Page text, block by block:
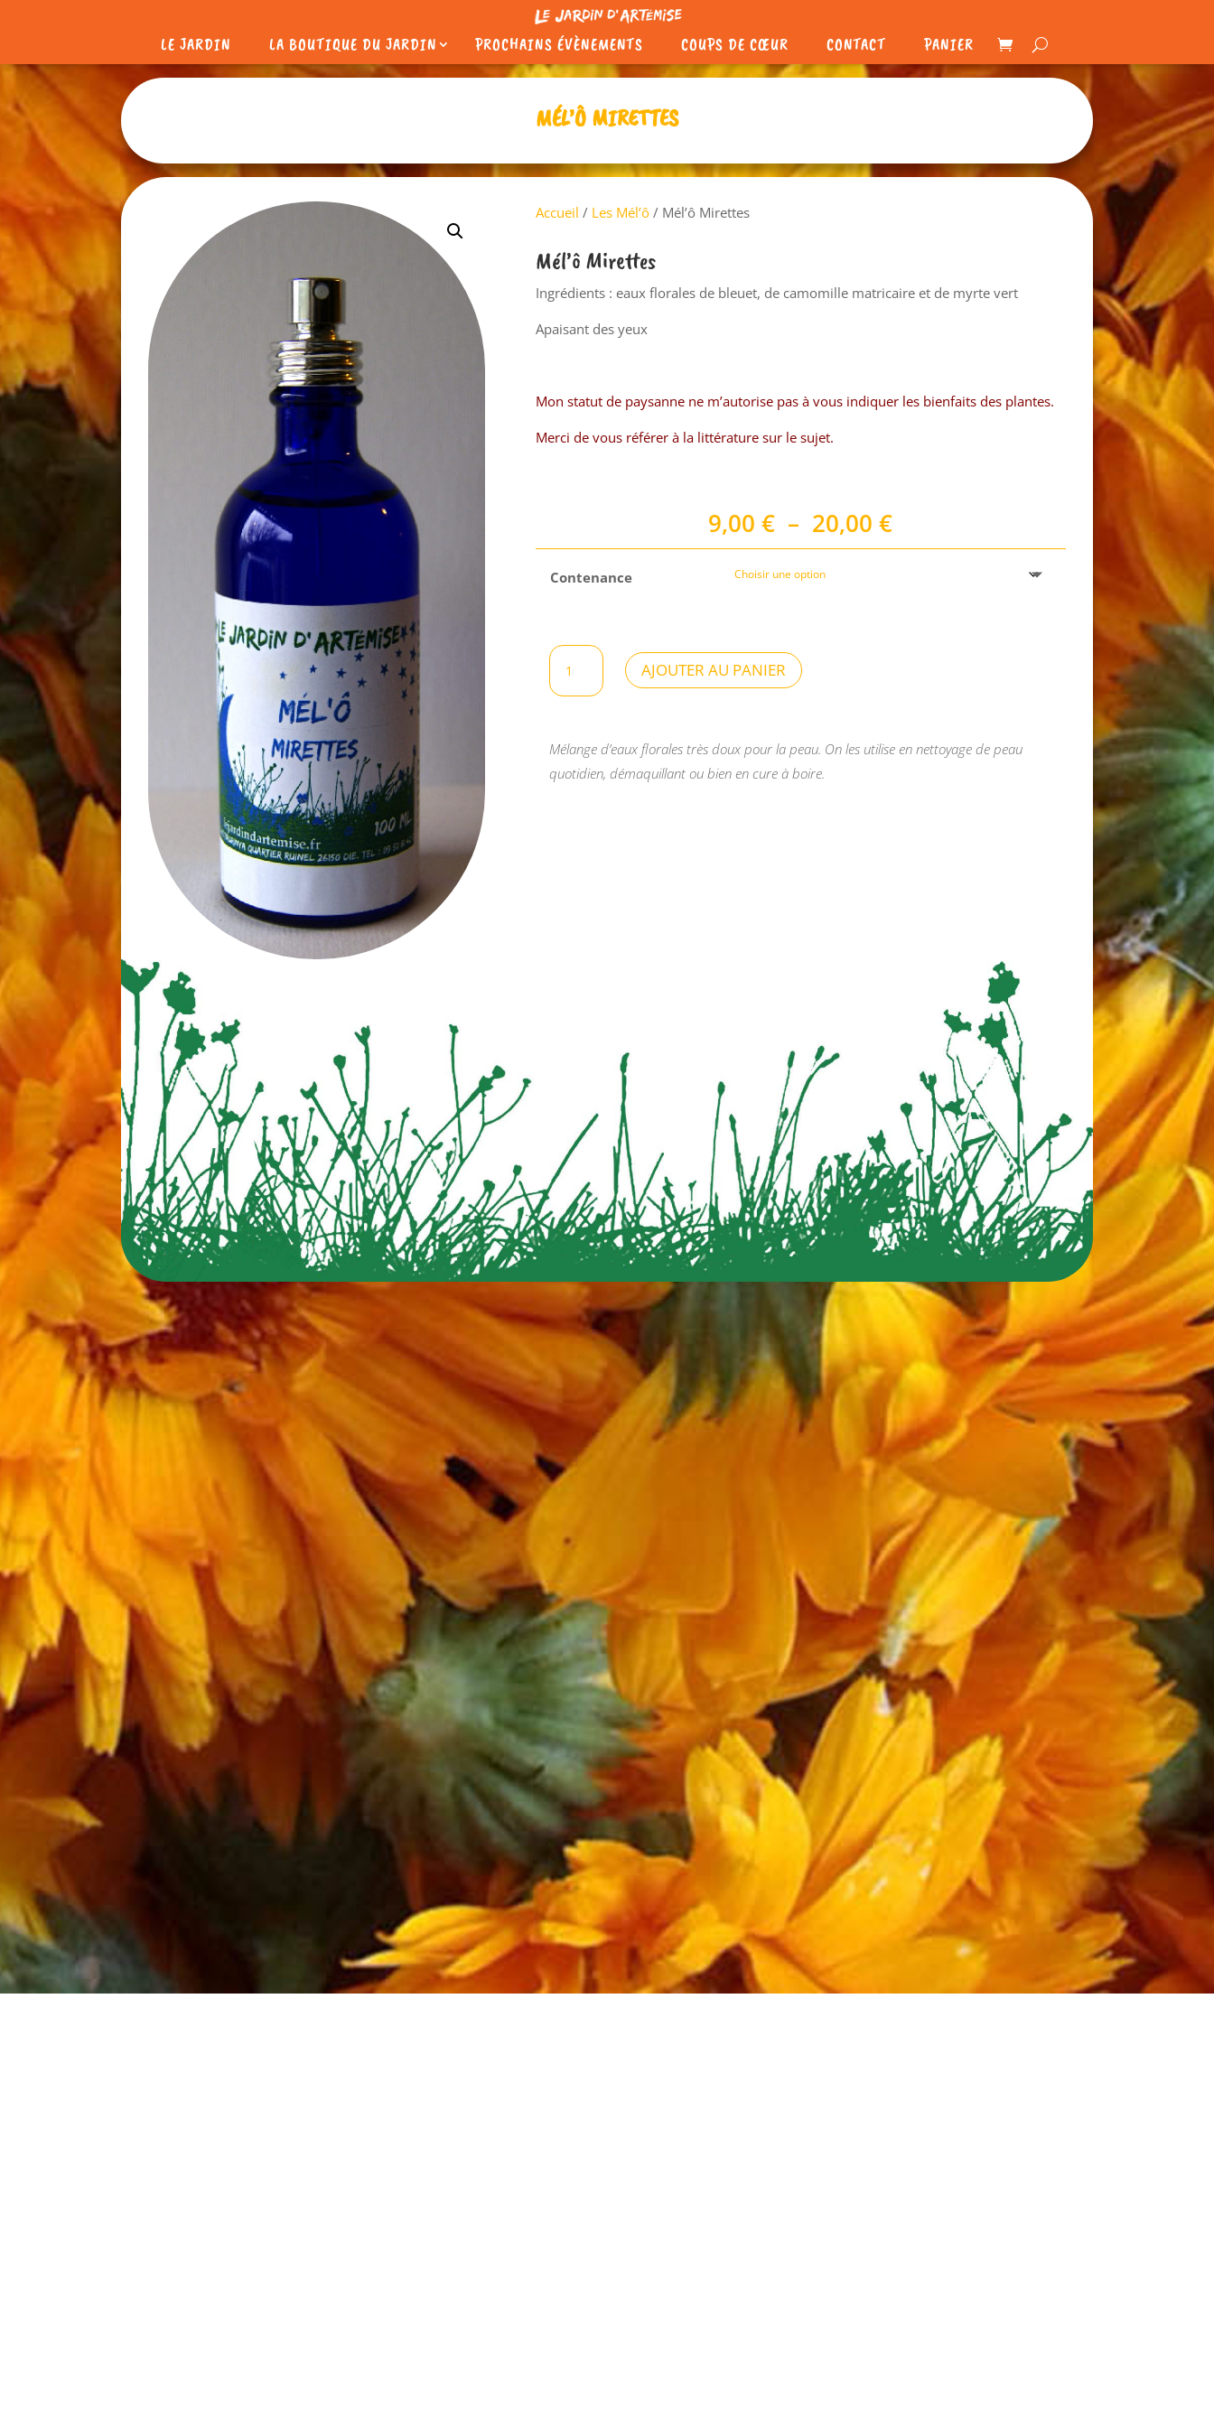
LE JARDIN LA BOUTIQUE DU JARDIN PROCHAINS ÉVÈNEMENTS COUPS DE CŒUR CONTACT PANIER
MÉL’Ô MIRETTES
Accueil / Les Mél’ô/ Mél’ô Mirettes
Mél’ô Mirettes
Ingrédients : eaux florales de bleuet, de camomille matricaire et de myrte vert
Apaisant des yeux
Mon statut de paysanne ne m’autorise pas à vous indiquer les bienfaits des plantes.
Merci de vous référer à la littérature sur le sujet.
9,00€ – 20,00€Plage
de
Contenance
quantité
Mél'ô
AJOUTER AU PANIER
Mélange d’eaux florales très doux pour la peau. On les utilise en nettoyage de peau
quotidien, démaquillant ou bien en cure à boire.